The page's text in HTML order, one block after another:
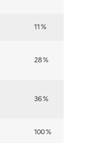
11 %
28 %
36 %
100 %